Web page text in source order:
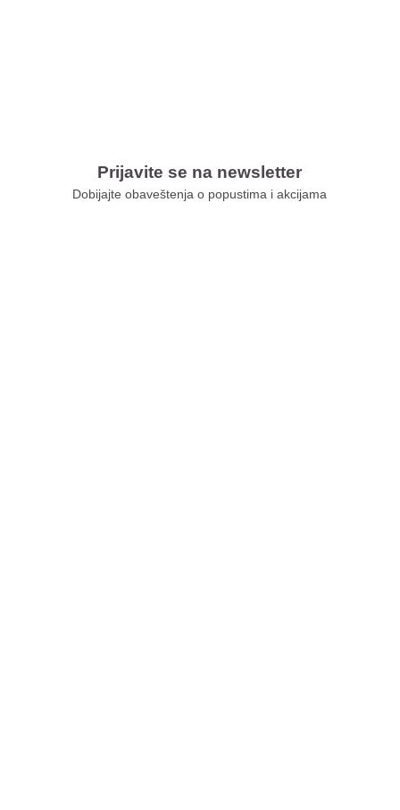
Prijavite se na newsletter
Dobijajte obaveštenja o popustima i akcijama